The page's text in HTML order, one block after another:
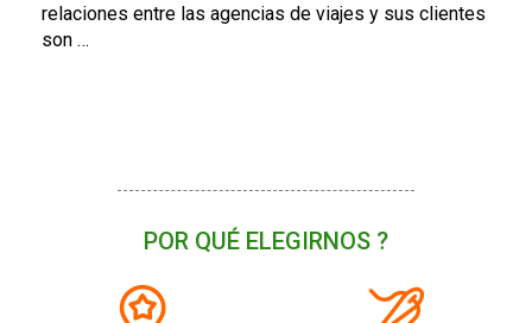
relaciones entre las agencias de viajes y sus clientes
son …
POR QUÉ ELEGIRNOS ?